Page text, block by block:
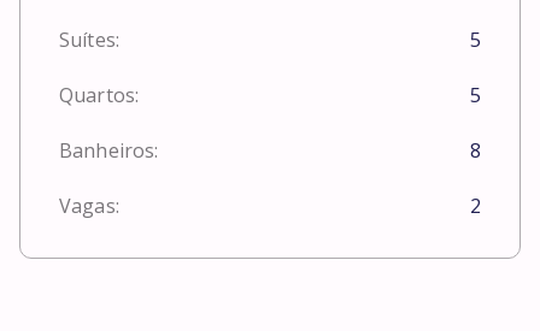
Suítes: 5
Quartos: 5
Banheiros: 8
Vagas: 2